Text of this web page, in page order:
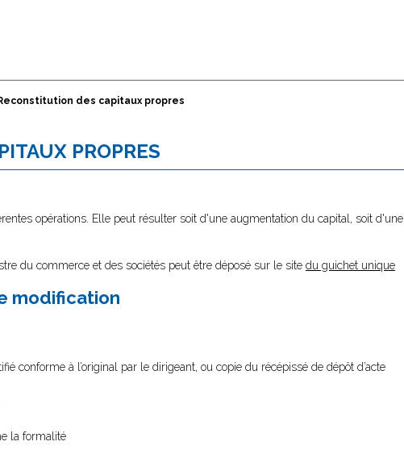
des capitaux propres
PROPRES
opérations. Elle peut résulter soit d'une augmentation du capital, soit d'une
du commerce et des sociétés peut être déposé sur le site du guichet unique
modification
conforme à l’original par le dirigeant, ou copie du récépissé de dépôt d’acte
la formalité